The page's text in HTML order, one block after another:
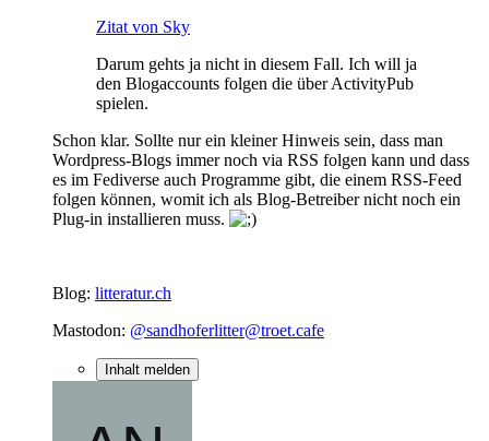
Zitat von Sky
Darum gehts ja nicht in diesem Fall. Ich will ja
den Blogaccounts folgen die über ActivityPub
spielen.
Schon klar. Sollte nur ein kleiner Hinweis sein, dass man
Wordpress-Blogs immer noch via RSS folgen kann und dass
es im Fediverse auch Programme gibt, die einem RSS-Feed
folgen können, womit ich als Blog-Betreiber nicht noch ein
Plug-in installieren muss.
Blog: litteratur.ch
Mastodon: @sandhoferlitter@troet.cafe
Inhalt melden